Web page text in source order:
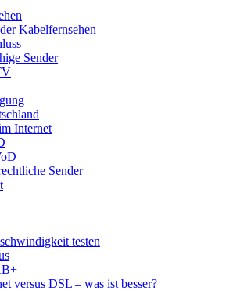
Kabelfernsehen
Sender
Internet
Sender
testen
versus DSL – was ist besser?